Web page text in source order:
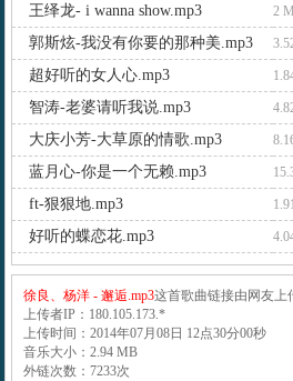
王绎龙- i wanna show.mp3
2
郭斯炫-我没有你要的那种美.mp3
超好听的女人心.mp3
智涛-老婆请听我说.mp3
大庆小芳-大草原的情歌.mp3
蓝月心-你是一个无赖.mp3
ft-狠狠地.mp3
好听的蝶恋花.mp3
徐良、杨洋 - 邂逅.mp3这首歌曲链接由网友上
上传者IP：180.105.173.*
上传时间：2014年07月08日 12点30分00秒
音乐大小：2.94 MB
外链次数：7233次